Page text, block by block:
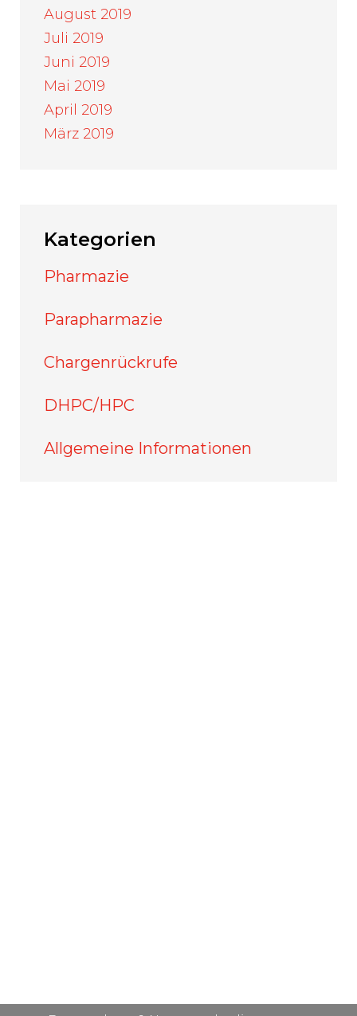
August 2019
Juli 2019
Juni 2019
Mai 2019
April 2019
März 2019
Kategorien
Pharmazie
Parapharmazie
Chargenrückrufe
DHPC/HPC
Allgemeine Informationen